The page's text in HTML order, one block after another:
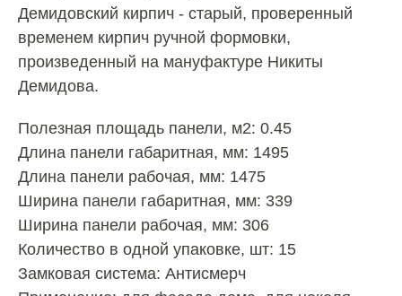
Демидовский кирпич - старый, проверенный
временем кирпич ручной формовки,
произведенный на мануфактуре Никиты
Демидова.
Полезная площадь панели, м2: 0.45
Длина панели габаритная, мм: 1495
Длина панели рабочая, мм: 1475
Ширина панели габаритная, мм: 339
Ширина панели рабочая, мм: 306
Количество в одной упаковке, шт: 15
Замковая система: Антисмерч